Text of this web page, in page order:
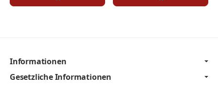
Informationen
Gesetzliche Informationen